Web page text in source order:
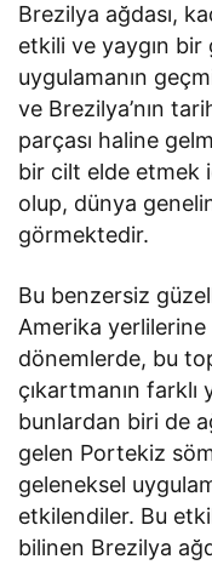
Brezilya ağdası,
etkili ve yaygın
uygulamanın
ve Brezilya’nın
parçası haline
bir cilt elde etmek
olup, dünya
görmektedir.
Bu benzersiz
Amerika yerlilerine
dönemlerde, bu
çıkartmanın farklı
bunlardan biri de
gelen Portekiz
geleneksel
etkilendiler. Bu
bilinen Brezilya